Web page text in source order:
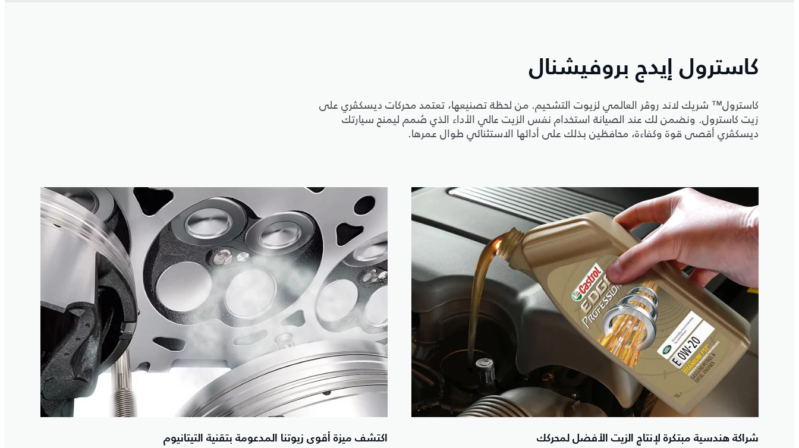
كاسترول إيدج بروفيشنال
كاسترول™ شريك لاند روڤر العالمي لزيوت التشحيم. من لحظة تصنيعها، تعتمد محركات ديسكڤري على
زيت كاسترول. ونضمن لك عند الصيانة استخدام نفس الزيت عالي الأداء الذي صُمم ليمنح سيارتك
ديسكڤري أقصى قوة وكفاءة، محافظين بذلك على أدائها الاستثنائي طوال عمرها.
شراكة هندسية مبتكرة لإنتاج الزيت الأفضل لمحركك اكتشف ميزة أقوى زيوتنا المدعومة بتقنية التيتانيوم